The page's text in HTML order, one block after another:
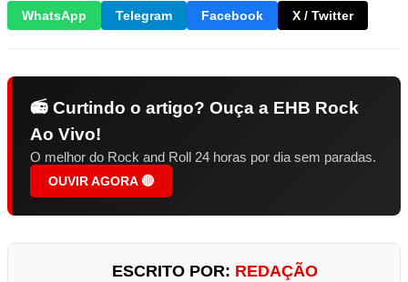
WhatsApp Telegram Facebook X / Twitter
📻 Curtindo o artigo? Ouça a EHB Rock
Ao Vivo!
O melhor do Rock and Roll 24 horas por dia sem paradas.
OUVIR AGORA 🔴
ESCRITO POR: REDAÇÃO